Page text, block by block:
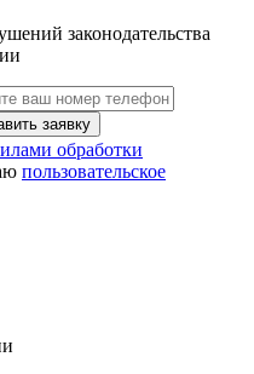
законодательства
заявку
обработки
пользовательское